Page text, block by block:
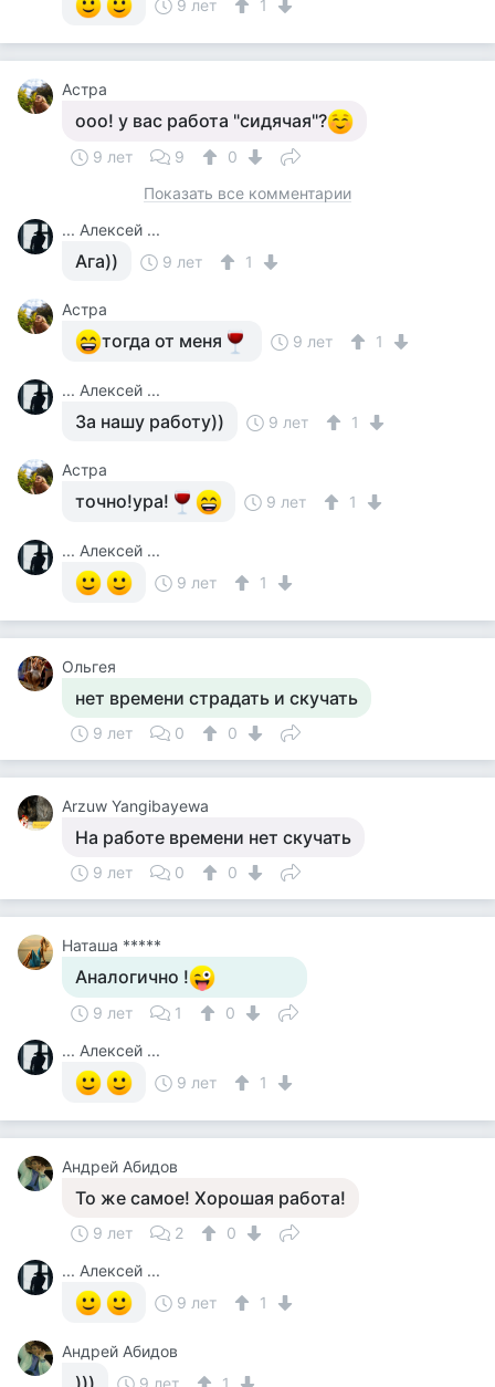
9 лет
1
Астра
ооо! у вас работа "сидячая"?
9 лет 9
0
Показать все комментарии
... Алексей ...
Ага)) 9 лет 1
Астра
тогда от меня 9 лет 1
... Алексей ...
За нашу работу)) 9 лет 1
Астра
точно!ура! 9 лет 1
... Алексей ...
9 лет
1
Ольгея
нет времени страдать и скучать
9 лет 0 0
Arzuw Yangibayewa
На работе времени нет скучать
9 лет 0 0
Наташа *****
Аналогично !
9 лет 1
0
... Алексей ...
9 лет
1
Андрей Абидов
То же самое! Хорошая работа!
9 лет 2
0
... Алексей ...
9 лет
1
Андрей Абидов
))) 9 лет 1